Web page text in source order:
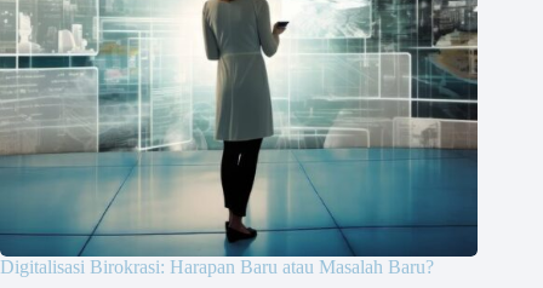
Digitalisasi Birokrasi: Harapan Baru atau Masalah Baru?